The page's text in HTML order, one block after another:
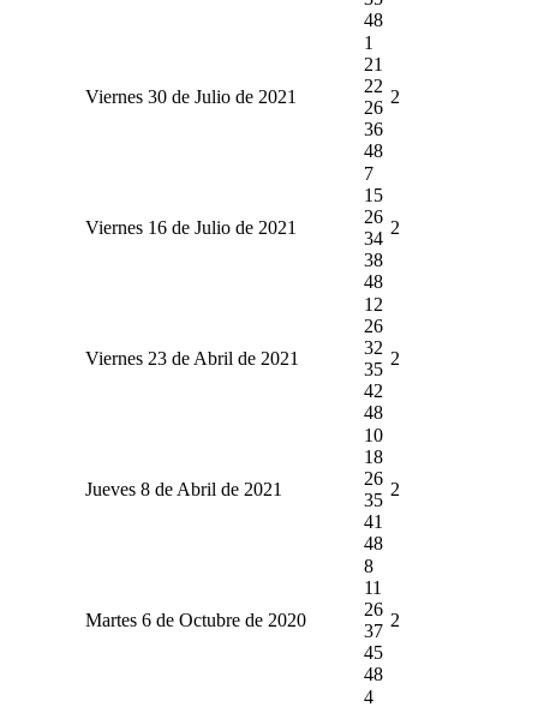
48
Viernes 30 de Julio de 2021
1
21
22
26
36
48
2
Viernes 16 de Julio de 2021
7
15
26
34
38
48
2
Viernes 23 de Abril de 2021
12
26
32
35
42
48
2
Jueves 8 de Abril de 2021
10
18
26
35
41
48
2
Martes 6 de Octubre de 2020
8
11
26
37
45
48
2
4